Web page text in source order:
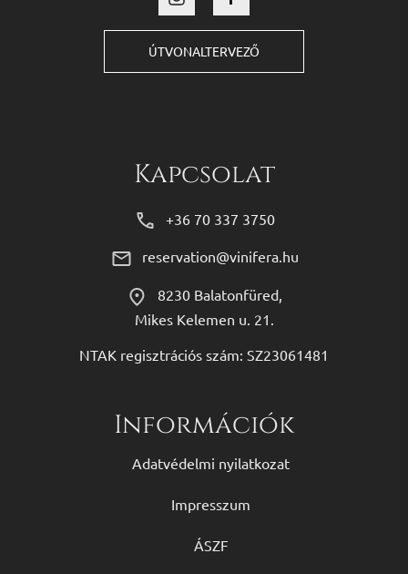
ÚTVONALTERVEZŐ
Kapcsolat
+36 70 337 3750
reservation@vinifera.hu
8230 Balatonfüred,
Mikes Kelemen u. 21.
NTAK regisztrációs szám: SZ23061481
Információk
Adatvédelmi nyilatkozat
Impresszum
ÁSZF